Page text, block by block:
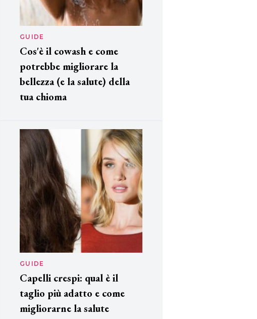
GUIDE
Cos'è il cowash e come
potrebbe migliorare la
bellezza (e la salute) della
tua chioma
GUIDE
Capelli crespi: qual è il
taglio più adatto e come
migliorarne la salute